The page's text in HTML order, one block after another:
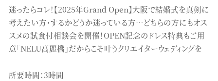
迷ったらコレ！【2025年Grand Open】大阪で結婚式を真剣に
考えたい方・するかどうか迷っている方…どちらの方にもオス
スメの試食付相談会を開催！OPEN記念のドレス特典もご用
意「NELU高麗橋」だからこそ叶うクリエイターウェディングを
所要時間：3時間